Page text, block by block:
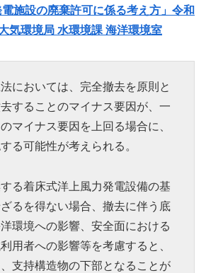
電施設の廃棄許可に係る考え方」令和
気環境局 水環境課 海洋環境室
においては、完全撤去を原則と
することのマイナス要因が、一
マイナス要因を上回る場合に、
る可能性が考えられる。
る着床式洋上風力発電設備の基
るを得ない場合、撤去に伴う底
環境への影響、安全面における
用者への影響等を考慮すると、
支持構造物の下部となることが